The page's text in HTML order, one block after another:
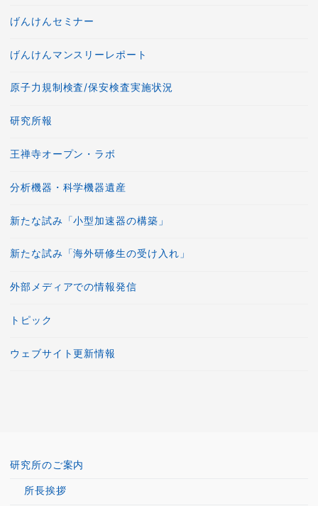
げんけんセミナー
げんけんマンスリーレポート
原子力規制検査/保安検査実施状況
研究所報
王禅寺オープン・ラボ
分析機器・科学機器遺産
新たな試み「小型加速器の構築」
新たな試み「海外研修生の受け入れ」
外部メディアでの情報発信
トピック
ウェブサイト更新情報
研究所のご案内
所長挨拶